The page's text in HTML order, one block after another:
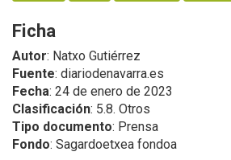
Ficha
Autor: Natxo Gutiérrez
Fuente: diariodenavarra.es
Fecha: 24 de enero de 2023
Clasificación: 5.8. Otros
Tipo documento: Prensa
Fondo: Sagardoetxea fondoa